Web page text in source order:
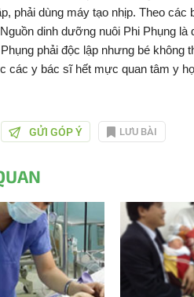
phải dùng máy tạo nhịp. Theo
dinh dưỡng nuôi Phi Phụng
phải độc lập nhưng bé
các y bác sĩ hết mực quan tâm y
GỬI GÓP Ý LƯU BÀI